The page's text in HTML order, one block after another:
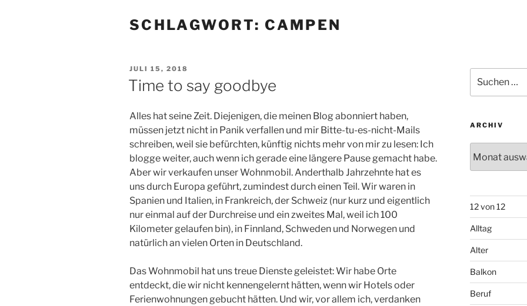
SCHLAGWORT: CAMPEN
VERÖFFENTLICHT
AM
JULI 15, 2018
Time to say goodbye
Alles hat seine Zeit. Diejenigen, die meinen Blog abonniert haben,
müssen jetzt nicht in Panik verfallen und mir Bitte-tu-es-nicht-Mails
schreiben, weil sie befürchten, künftig nichts mehr von mir zu lesen: Ich
blogge weiter, auch wenn ich gerade eine längere Pause gemacht habe.
Aber wir verkaufen unser Wohnmobil. Anderthalb Jahrzehnte hat es
uns durch Europa geführt, zumindest durch einen Teil. Wir waren in
Spanien und Italien, in Frankreich, der Schweiz (nur kurz und eigentlich
nur einmal auf der Durchreise und ein zweites Mal, weil ich 100
Kilometer gelaufen bin), in Finnland, Schweden und Norwegen und
natürlich an vielen Orten in Deutschland.
Das Wohnmobil hat uns treue Dienste geleistet: Wir habe Orte
entdeckt, die wir nicht kennengelernt hätten, wenn wir Hotels oder
Ferienwohnungen gebucht hätten. Und wir, vor allem ich, verdanken
nach:
ARCHIV
12 von 12
Alltag
Alter
Balkon
Beruf